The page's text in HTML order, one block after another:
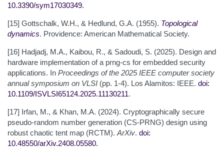
10.3390/sym17030349.
[15] Gottschalk, W.H., & Hedlund, G.A. (1955). Topological
dynamics. Providence: American Mathematical Society.
[16] Hadjadj, M.A., Kaibou, R., & Sadoudi, S. (2025). Design and
hardware implementation of a prng-cs for embedded security
applications. In Proceedings of the 2025 IEEE computer society
annual symposium on VLSI (pp. 1-4). Los Alamitos: IEEE. doi:
10.1109/ISVLSI65124.2025.11130211.
[17] Irfan, M., & Khan, M.A. (2024). Cryptographically secure
pseudo-random number generation (CS-PRNG) design using
robust chaotic tent map (RCTM). ArXiv. doi:
10.48550/arXiv.2408.05580.